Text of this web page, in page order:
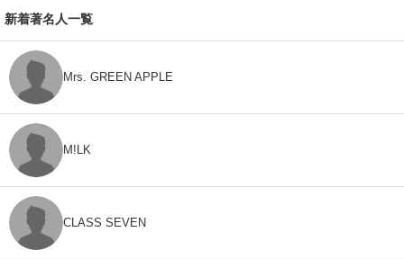
新着著名人一覧
Mrs. GREEN APPLE
M!LK
CLASS SEVEN